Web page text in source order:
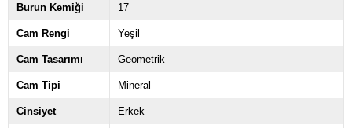
Burun Kemiği 17
Cam Rengi Yeşil
Cam Tasarımı Geometrik
Cam Tipi Mineral
Cinsiyet Erkek